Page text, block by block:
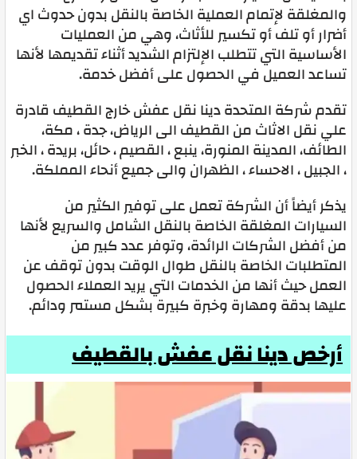
والمغلقة لإتمام العملية الخاصة بالنقل بدون حدوث اي
أضرار أو تلف أو تكسير للأثاث، وهي من العمليات
الأساسية التي تتطلب الإلتزام الشديد أثناء تقديمها لأنها
تساعد العميل في الحصول على أفضل خدمة.
تقدم شركة المتحدة دينا نقل عفش خارج القطيف قادرة
علي نقل الاثاث من القطيف الى الرياض، جدة ، مكة،
الطائف، المدينة المنورة، ينبع ، القصيم ، حائل، بريدة ، الخبر
، الجبيل ، الاحساء ، الظهران والى جميع أنحاء المملكة.
يذكر أيضاً أن الشركة تعمل على توفير الكثير من
السيارات المغلقة الخاصة بالنقل الشامل والسريع لأنها
من أفضل الشركات الرائدة، وتوفر عدد كبير من
المتطلبات الخاصة بالنقل طوال الوقت بدون توقف عن
العمل حيث أنها من الخدمات التي يريد العملاء الحصول
عليها بدقة ومهارة وخبرة كبيرة بشكل مستمر ودائم.
أرخص دينا نقل عفش بالقطيف